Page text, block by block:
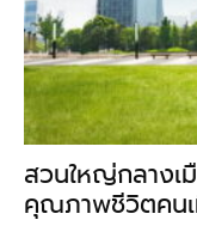
สวนใหญ่กลางเ
คุณภาพชีวิตคน